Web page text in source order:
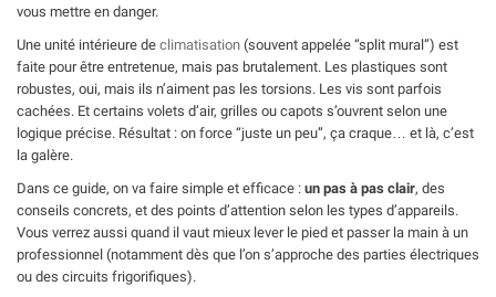
vous mettre en danger.
Une unité intérieure de climatisation (souvent appelée “split mural”) est
faite pour être entretenue, mais pas brutalement. Les plastiques sont
robustes, oui, mais ils n’aiment pas les torsions. Les vis sont parfois
cachées. Et certains volets d’air, grilles ou capots s’ouvrent selon une
logique précise. Résultat : on force “juste un peu”, ça craque… et là, c’est
la galère.
Dans ce guide, on va faire simple et efficace : un pas à pas clair, des
conseils concrets, et des points d’attention selon les types d’appareils.
Vous verrez aussi quand il vaut mieux lever le pied et passer la main à un
professionnel (notamment dès que l’on s’approche des parties électriques
ou des circuits frigorifiques).